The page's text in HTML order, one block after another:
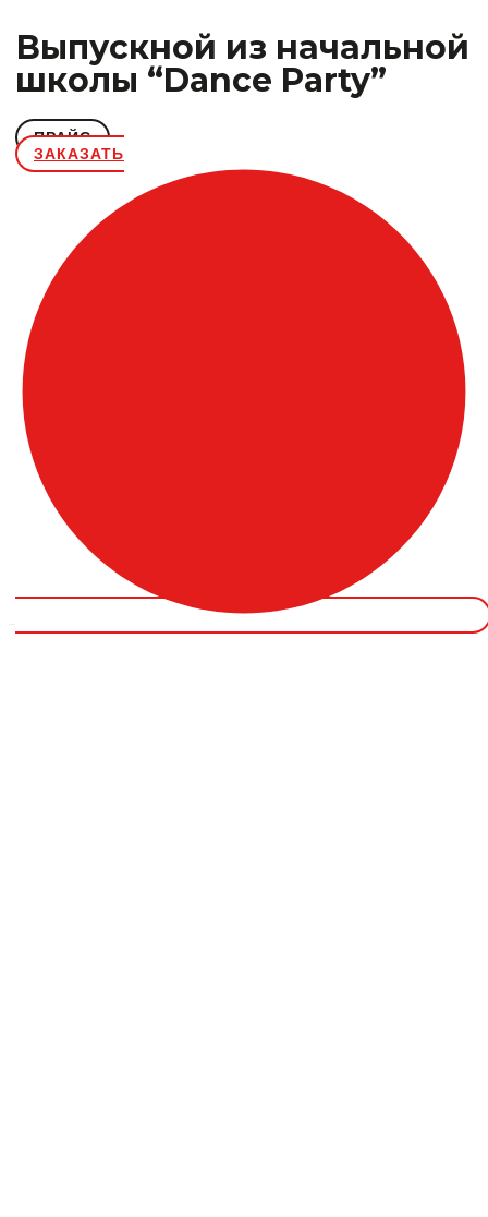
Выпускной из начальной
школы “Dance Party”
ПРАЙС
ЗАКАЗАТЬ